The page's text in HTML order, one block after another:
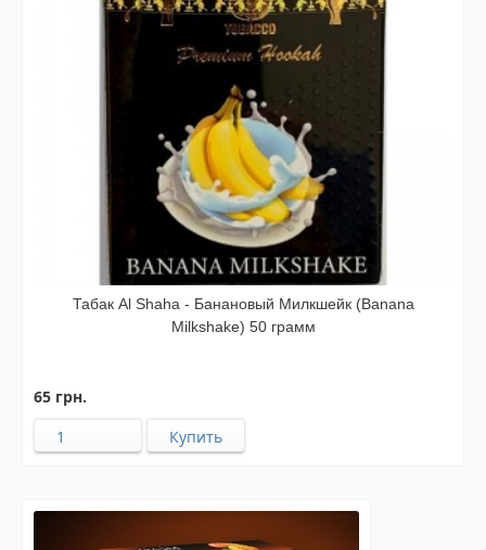
Табак Al Shaha - Банановый Милкшейк (Banana
Milkshake) 50 грамм
65 грн.